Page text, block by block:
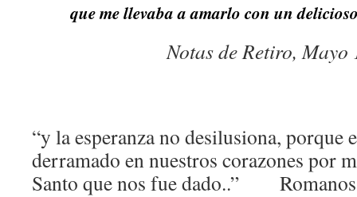
que me llevaba a amarlo con un
Notas de Retiro,
“y la esperanza no desilusiona, porque
derramado en nuestros corazones por
Santo que nos fue dado..”